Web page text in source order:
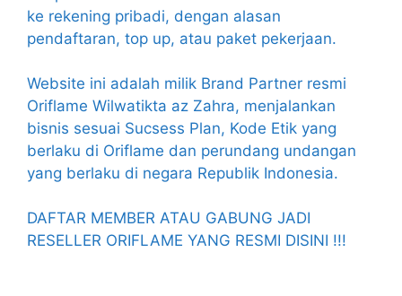
ke rekening pribadi, dengan alasan
pendaftaran, top up, atau paket pekerjaan.
Website ini adalah milik Brand Partner resmi
Oriflame Wilwatikta az Zahra, menjalankan
bisnis sesuai Sucsess Plan, Kode Etik yang
berlaku di Oriflame dan perundang undangan
yang berlaku di negara Republik Indonesia.
DAFTAR MEMBER ATAU GABUNG JADI
RESELLER ORIFLAME YANG RESMI DISINI !!!